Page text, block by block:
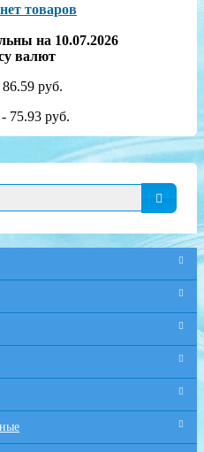
товаров
на 10.07.2026
валют
руб.
75.93 руб.